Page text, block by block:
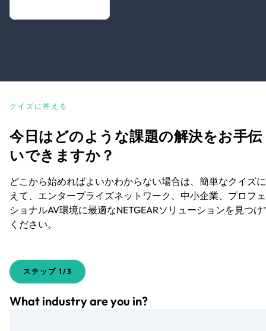
クイズに答える
今日はどのような課題の解決をお手伝
いできますか？
どこから始めればよいかわからない場合は、簡単なクイズ
えて、エンタープライズネットワーク、中小企業、プロフ
ショナルAV環境に最適なNETGEARソリューションを見つけ
ください。
ステップ 1/3
What industry are you in?